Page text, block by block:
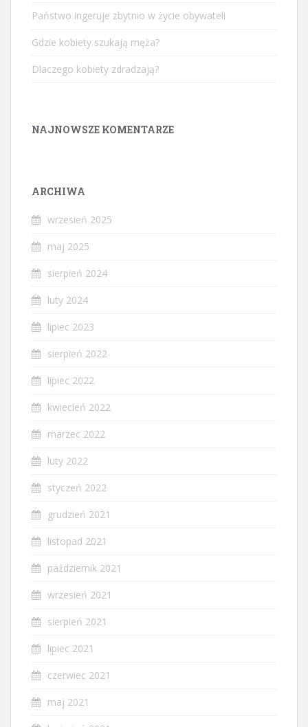
Państwo ingeruje zbytnio w życie obywateli
Gdzie kobiety szukają męża?
Dlaczego kobiety zdradzają?
NAJNOWSZE KOMENTARZE
ARCHIWA
wrzesień 2025
maj 2025
sierpień 2024
luty 2024
lipiec 2023
sierpień 2022
lipiec 2022
kwiecień 2022
marzec 2022
luty 2022
styczeń 2022
grudzień 2021
listopad 2021
październik 2021
wrzesień 2021
sierpień 2021
lipiec 2021
czerwiec 2021
maj 2021